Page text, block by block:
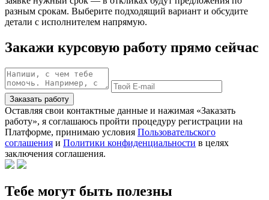
разным срокам. Выберите подходящий вариант и обсудите
детали с исполнителем напрямую.
Закажи курсовую работу прямо сейчас
Заказать работу
Оставляя свои контактные данные и нажимая «Заказать
работу», я соглашаюсь пройти процедуру регистрации на
Платформе, принимаю условия Пользовательского
соглашения и Политики конфиденциальности в целях
заключения соглашения.
Тебе могут быть полезны